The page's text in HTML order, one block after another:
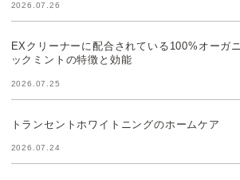
2026.07.26
EXクリーナーに配合されている100%オーガニ
ックミントの特徴と効能
2026.07.25
トランセントホワイトニングのホームケア
2026.07.24